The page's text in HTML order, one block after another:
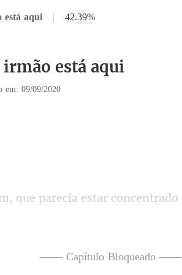
está aqui | 42.39%
está aqui
em: 09/09/2020
—— Capítulo Bloqueado ——